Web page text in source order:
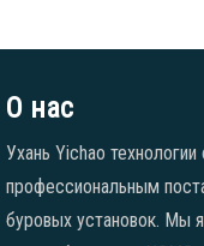
О нас
Ухань Yichao
профессиональным
буровых установок. Мы